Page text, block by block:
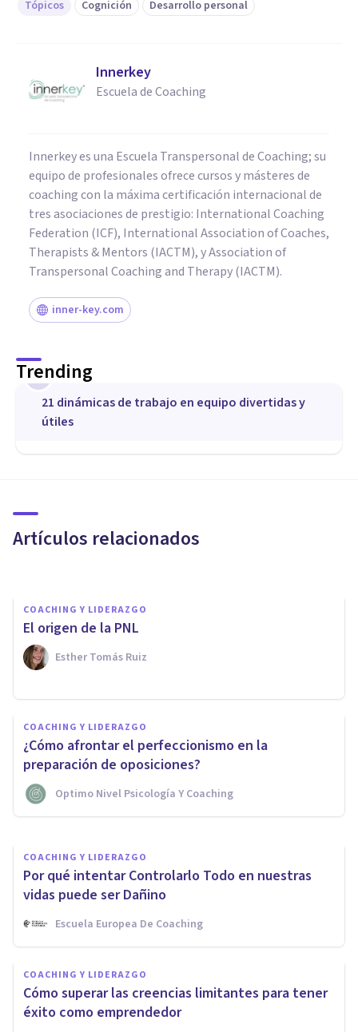
Tópicos Cognición Desarrollo personal
Innerkey
Escuela de Coaching
Innerkey es una Escuela Transpersonal de Coaching; su
equipo de profesionales ofrece cursos y másteres de
coaching con la máxima certificación internacional de
tres asociaciones de prestigio: International Coaching
Federation (ICF), International Association of Coaches,
Therapists & Mentors (IACTM), y Association of
Transpersonal Coaching and Therapy (IACTM).
inner-key.com
Trending
1
21 dinámicas de trabajo en equipo divertidas y
útiles
Artículos relacionados
financiera del opositor
COACHING Y LIDERAZGO
El origen de la PNL
Esther Tomás Ruiz
COACHING Y LIDERAZGO
¿Cómo afrontar el perfeccionismo en la
preparación de oposiciones?
Optimo Nivel Psicología Y Coaching
¿Cómo Gestionar las Dudas y
salir de la Inacción?
Instituto Europeo De Psicología Positiva
COACHING Y LIDERAZGO
Por qué intentar Controlarlo Todo en nuestras
vidas puede ser Dañino
Escuela Europea De Coaching
COACHING Y LIDERAZGO
Cómo superar las creencias limitantes para tener
éxito como emprendedor